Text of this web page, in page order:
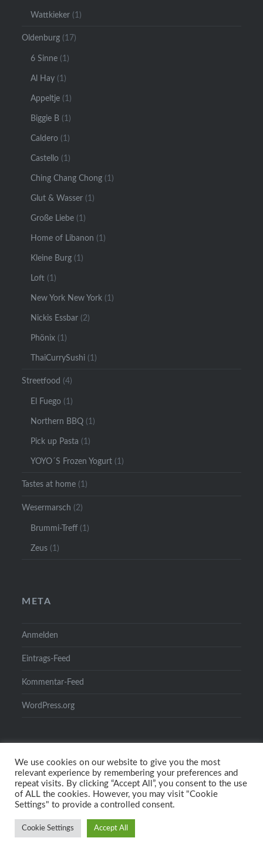
Wattkieker (1)
Oldenburg (17)
6 Sinne (1)
Al Hay (1)
Appeltje (1)
Biggie B (1)
Caldero (1)
Castello (1)
Ching Chang Chong (1)
Glut & Wasser (1)
Große Liebe (1)
Home of Libanon (1)
Kleine Burg (1)
Loft (1)
New York New York (1)
Nickis Essbar (2)
Phönix (1)
ThaiCurrySushi (1)
Streetfood (4)
El Fuego (1)
Northern BBQ (1)
Pick up Pasta (1)
YOYO´S Frozen Yogurt (1)
Tastes at home (1)
Wesermarsch (2)
Brummi-Treff (1)
Zeus (1)
META
Anmelden
Eintrags-Feed
Kommentar-Feed
WordPress.org
Stolz präsentiert von WordPress
WordPress.com
We use cookies on our website to give you the most
relevant experience by remembering your preferences and
repeat visits. By clicking “Accept All”, you consent to the use
of ALL the cookies. However, you may visit "Cookie
Settings" to provide a controlled consent.
Cookie Settings Accept All